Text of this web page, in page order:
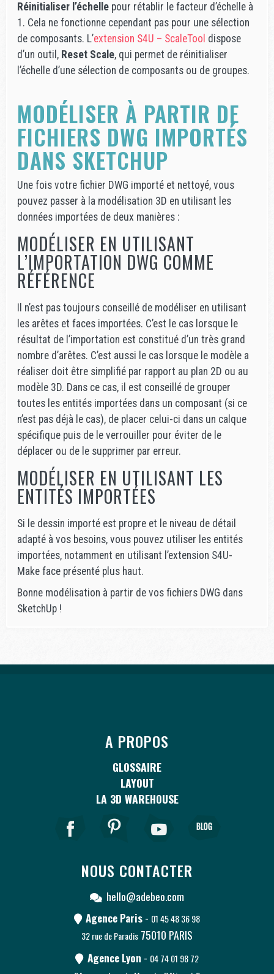
Réinitialiser l’échelle pour rétablir le facteur d’échelle à
1. Cela ne fonctionne cependant pas pour une sélection
de composants. L’extension S4U – ScaleTool dispose
d’un outil, Reset Scale, qui permet de réinitialiser
l’échelle d’une sélection de composants ou de groupes.
MODÉLISER À PARTIR DE
FICHIERS DWG IMPORTÉS
DANS SKETCHUP
Une fois votre fichier DWG importé et nettoyé, vous
pouvez passer à la modélisation 3D en utilisant les
données importées de deux manières :
MODÉLISER EN UTILISANT
L’IMPORTATION DWG COMME
RÉFÉRENCE
Il n’est pas toujours conseillé de modéliser en utilisant
les arêtes et faces importées. C’est le cas lorsque le
résultat de l’importation est constitué d’un très grand
nombre d’arêtes. C’est aussi le cas lorsque le modèle a
réaliser doit être simplifié par rapport au plan 2D ou au
modèle 3D. Dans ce cas, il est conseillé de grouper
toutes les entités importées dans un composant (si ce
n’est pas déjà le cas), de placer celui-ci dans un calque
spécifique puis de le verrouiller pour éviter de le
déplacer ou de le supprimer par erreur.
MODÉLISER EN UTILISANT LES
ENTITÉS IMPORTÉES
Si le dessin importé est propre et le niveau de détail
adapté à vos besoins, vous pouvez utiliser les entités
importées, notamment en utilisant l’extension S4U-
Make face présenté plus haut.
Bonne modélisation à partir de vos fichiers DWG dans
SketchUp !
A PROPOS
GLOSSAIRE
LAYOUT
LA 3D WAREHOUSE
NOUS CONTACTER
hello@adebeo.com
Agence Paris- 01 45 48 36 98
32 rue de Paradis 75010 PARIS
Agence Lyon - 04 74 01 98 72